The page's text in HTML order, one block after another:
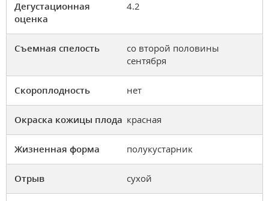
Дегустационная
оценка
4.2
Съемная спелость
со второй половины
сентября
Скороплодность нет
Окраска кожицы плода красная
Жизненная форма полукустарник
Отрыв сухой